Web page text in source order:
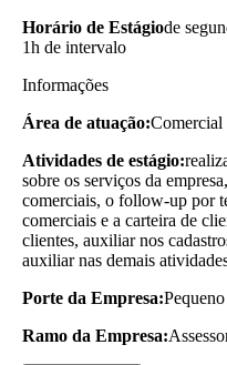
Horário de Estágiode
1h de intervalo
Informações
Área de atuação:Comercial
Atividades de estágio:
sobre os serviços da
comerciais, o follow-up por
comerciais e a carteira de
clientes, auxiliar nos
auxiliar nas demais
Porte da Empresa:Pequeno
Ramo da Empresa: